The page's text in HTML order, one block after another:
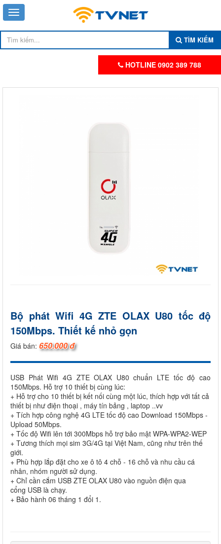
TÌM KIẾM
HOTLINE 0902 389 788
Bộ phát Wifi 4G ZTE OLAX U80 tốc độ
150Mbps. Thiết kế nhỏ gọn
Giá bán: 650.000 đ
USB Phát Wifi 4G ZTE OLAX U80 chuẩn LTE tốc độ cao
150Mbps. Hỗ trợ 10 thiết bị cùng lúc:
+ Hỗ trợ cho 10 thiết bị kết nối cùng một lúc, thích hợp với tất cả
thiết bị như điện thoại , máy tín bảng , laptop ..vv
+ Tích hợp công nghệ 4G LTE tốc độ cao Download 150Mbps -
Upload 50Mbps.
+ Tốc độ Wifi lên tới 300Mbps hỗ trợ bảo mật WPA-WPA2-WEP
+ Tương thích mọi sim 3G/4G tại Việt Nam, cũng như trên thế
giới.
+ Phù hợp lắp đặt cho xe ô tô 4 chỗ - 16 chỗ và nhu cầu cá
nhân, nhóm người sử dụng.
+ Chỉ cần cắm USB ZTE OLAX U80 vào nguồn điện qua
cổng USB là chạy.
+ Bảo hành 06 tháng 1 đổi 1.